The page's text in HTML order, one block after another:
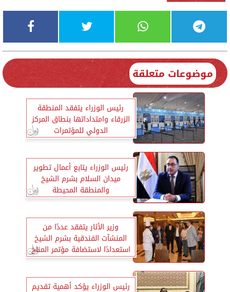
موضوعات متعلقة
رئيس الوزراء يتفقد المنطقة
الزرقاء وامتداداتها بنطاق المركز
الدولي للمؤتمرات
رئيس الوزراء يتابع أعمال تطوير
ميدان السلام بشرم الشيخ
والمنطقة المحيطة
وزير الأثار يتفقد عددًا من
المنشآت الفندقية بشرم الشيخ
استعدادًا لاستضافة مؤتمر المناخ
رئيس الوزراء يؤكد أهمية تقديم